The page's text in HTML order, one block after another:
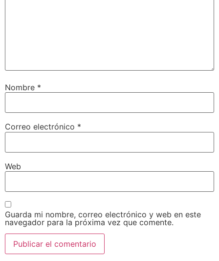
Nombre *
Correo electrónico *
Web
Guarda mi nombre, correo electrónico y web en este
navegador para la próxima vez que comente.